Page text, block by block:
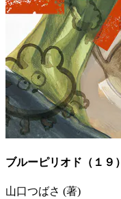
ブルーピリオド（１９）
山口つばさ (著)